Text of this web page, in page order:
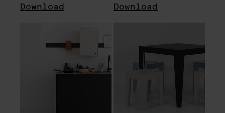
Download Download